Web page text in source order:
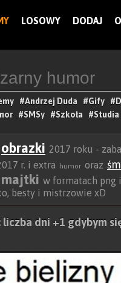
LOSOWY DODAJ
#Andrzej Duda #Gify
#SMSy #Szkoła #Studia
obrazki 2017 roku -
r. i extra humor oraz
majtki w formatach png
besty i mistrzowie xD
dni +1 gdybym